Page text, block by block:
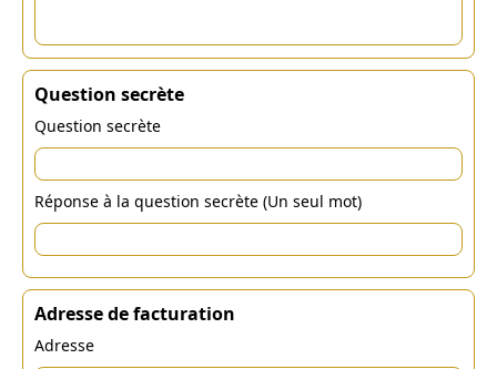
Question secrète
Question secrète
Réponse à la question secrète (Un seul mot)
Adresse de facturation
Adresse